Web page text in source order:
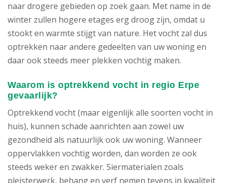
naar drogere gebieden op zoek gaan. Met name in de
winter zullen hogere etages erg droog zijn, omdat u
stookt en warmte stijgt van nature. Het vocht zal dus
optrekken naar andere gedeelten van uw woning en
daar ook steeds meer plekken vochtig maken.
Waarom is optrekkend vocht in regio Erpe
gevaarlijk?
Optrekkend vocht (maar eigenlijk alle soorten vocht in
huis), kunnen schade aanrichten aan zowel uw
gezondheid als natuurlijk ook uw woning. Wanneer
oppervlakken vochtig worden, dan worden ze ook
steeds weker en zwakker. Siermaterialen zoals
pleisterwerk, behang en verf nemen tevens in kwaliteit